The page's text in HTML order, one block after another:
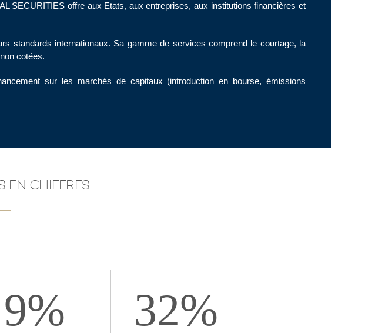
SECURITIES offre aux Etats, aux entreprises, aux institutions financières et
standards internationaux. Sa gamme de services comprend le courtage, la
cotées.
sur les marchés de capitaux (introduction en bourse, émissions
EN CHIFFRES
9% 32%